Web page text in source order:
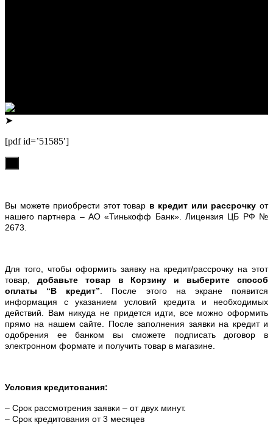
➤
[pdf id=’51585′]
Вы можете приобрести этот товар в кредит или рассрочку от
нашего партнера – АО «Тинькофф Банк». Лицензия ЦБ РФ №
2673.
Для того, чтобы оформить заявку на кредит/рассрочку на этот
товар, добавьте товар в Корзину и выберите способ
оплаты “В кредит” . После этого на экране появится
информация с указанием условий кредита и необходимых
действий. Вам никуда не придется идти, все можно оформить
прямо на нашем сайте. После заполнения заявки на кредит и
одобрения ее банком вы сможете подписать договор в
электронном формате и получить товар в магазине.
Условия кредитования:
– Срок рассмотрения заявки – от двух минут.
– Срок кредитования от 3 месяцев